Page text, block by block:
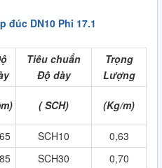
đúc DN10 Phi 17.1
Tiêu chuẩn
Độ dày
Trọng
Lượng
( SCH) (Kg/m)
SCH10
0,63
SCH30
0,70